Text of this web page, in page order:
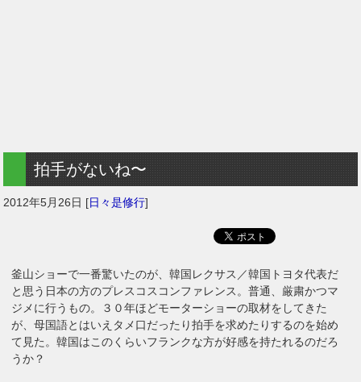
拍手がないね〜
2012年5月26日 [日々是修行]
釜山ショーで一番驚いたのが、韓国レクサス／韓国トヨタ代表だ
と思う日本の方のプレスコスコンファレンス。普通、厳粛かつマ
ジメに行うもの。３０年ほどモーターショーの取材をしてきた
が、母国語とはいえタメ口だったり拍手を求めたりするのを始め
て見た。韓国はこのくらいフランクな方が好感を持たれるのだろ
うか？